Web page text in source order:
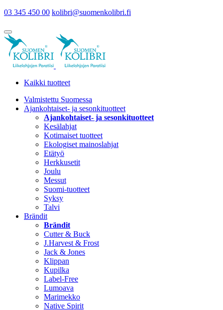
03 345 450 00 kolibri@suomenkolibri.fi
Kaikki tuotteet
Valmistettu Suomessa
Ajankohtaiset- ja sesonkituotteet
Ajankohtaiset- ja sesonkituotteet
Kesälahjat
Kotimaiset tuotteet
Ekologiset mainoslahjat
Etätyö
Herkkusetit
Joulu
Messut
Suomi-tuotteet
Syksy
Talvi
Brändit
Brändit
Cutter & Buck
J.Harvest & Frost
Jack & Jones
Klippan
Kupilka
Label-Free
Lumoava
Marimekko
Native Spirit